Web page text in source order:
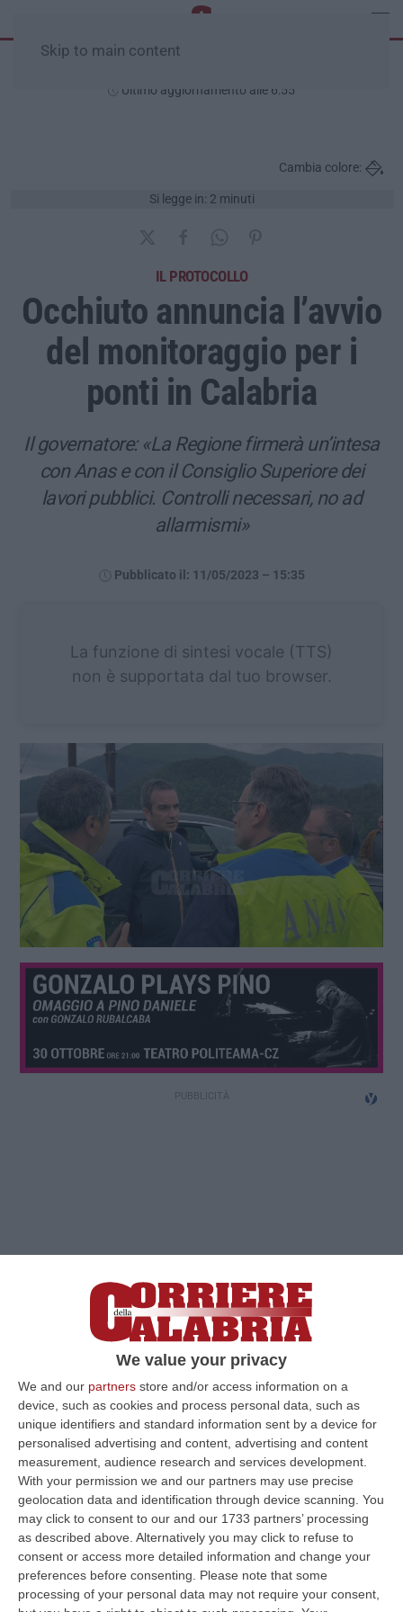
We value your privacy
We and our partners store and/or access information on a
device, such as cookies and process personal data, such as
unique identifiers and standard information sent by a device for
personalised advertising and content, advertising and content
measurement, audience research and services development.
With your permission we and our partners may use precise
geolocation data and identification through device scanning. You
may click to consent to our and our 1733 partners’ processing
as described above. Alternatively you may click to refuse to
consent or access more detailed information and change your
preferences before consenting. Please note that some
processing of your personal data may not require your consent,
Skip to main content
Ultimo aggiornamento alle 6:55
Si legge in: 2 minuti
Cambia colore:
IL PROTOCOLLO
Occhiuto annuncia l’avvio
del monitoraggio per i
ponti in Calabria
Il governatore: «La Regione firmerà un’intesa
con Anas e con il Consiglio Superiore dei
lavori pubblici. Controlli necessari, no ad
allarmismi»
Pubblicato il: 11/05/2023 – 15:35
La funzione di sintesi vocale (TTS)
non è supportata dal tuo browser.
Clicca e segui “Corriere della Calabria” su Google News
CATANZARO«All’indomani del crollo del
viadotto ‘Ortiano 2’, nella strada Sila-Mare, il
Dipartimento Infrastrutture della Regione, su